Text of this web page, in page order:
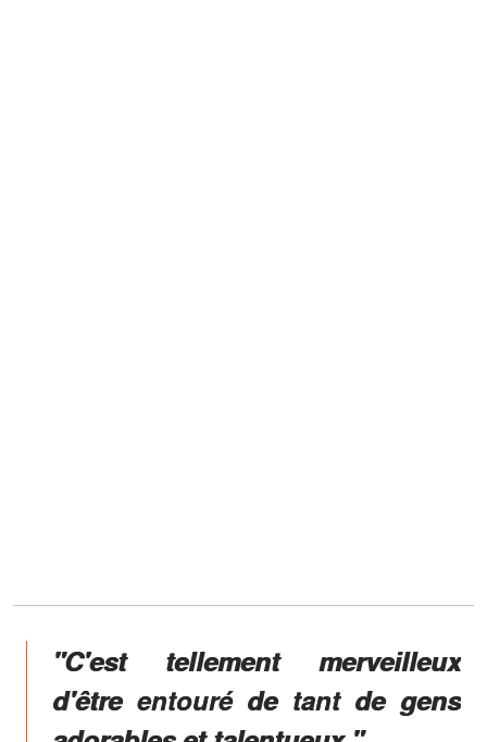
"C'est tellement merveilleux
d'être entouré de tant de gens